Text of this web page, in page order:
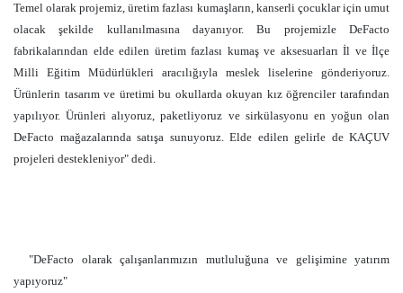
Temel olarak projemiz, üretim fazlası kumaşların, kanserli çocuklar için umut
olacak şekilde kullanılmasına dayanıyor. Bu projemizle DeFacto
fabrikalarından elde edilen üretim fazlası kumaş ve aksesuarları İl ve İlçe
Milli Eğitim Müdürlükleri aracılığıyla meslek liselerine gönderiyoruz.
Ürünlerin tasarım ve üretimi bu okullarda okuyan kız öğrenciler tarafından
yapılıyor. Ürünleri alıyoruz, paketliyoruz ve sirkülasyonu en yoğun olan
DeFacto mağazalarında satışa sunuyoruz. Elde edilen gelirle de KAÇUV
projeleri destekleniyor" dedi.
"DeFacto olarak çalışanlarımızın mutluluğuna ve gelişimine yatırım
yapıyoruz"